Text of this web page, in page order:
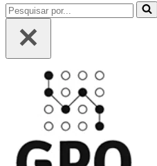
Pesquisar
por...